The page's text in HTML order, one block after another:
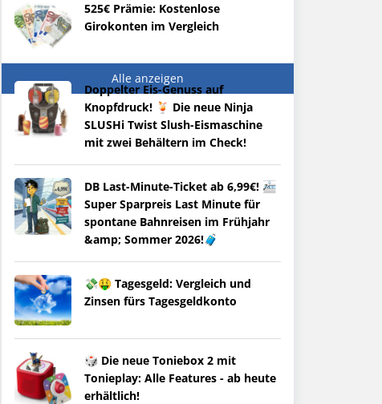
525€ Prämie: Kostenlose
Girokonten im Vergleich
Alle anzeigen
Doppelter Eis-Genuss auf
Knopfdruck! 🍹 Die neue Ninja
SLUSHi Twist Slush-Eismaschine
mit zwei Behältern im Check!
DB Last-Minute-Ticket ab 6,99€! 🚈
Super Sparpreis Last Minute für
spontane Bahnreisen im Frühjahr
&amp; Sommer 2026!🧳
💸🤑 Tagesgeld: Vergleich und
Zinsen fürs Tagesgeldkonto
🎲 Die neue Toniebox 2 mit
Tonieplay: Alle Features - ab heute
erhältlich!